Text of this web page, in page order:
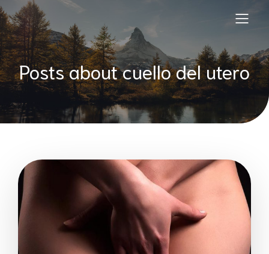
Posts about cuello del utero